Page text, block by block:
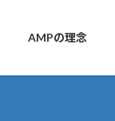
AMPの理念